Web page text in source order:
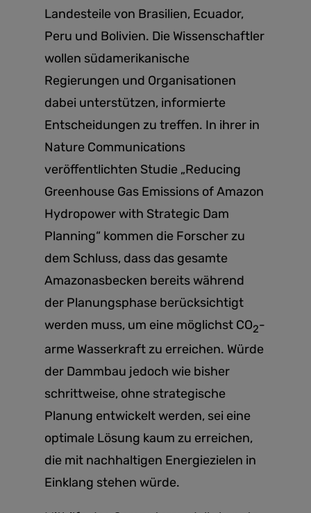
Landesteile von Brasilien, Ecuador,
Peru und Bolivien. Die Wissenschaftler
wollen südamerikanische
Regierungen und Organisationen
dabei unterstützen, informierte
Entscheidungen zu treffen. In ihrer in
Nature Communications
veröffentlichten Studie „Reducing
Greenhouse Gas Emissions of Amazon
Hydropower with Strategic Dam
Planning“ kommen die Forscher zu
dem Schluss, dass das gesamte
Amazonasbecken bereits während
der Planungsphase berücksichtigt
werden muss, um eine möglichst CO2-
arme Wasserkraft zu erreichen. Würde
der Dammbau jedoch wie bisher
schrittweise, ohne strategische
Planung entwickelt werden, sei eine
optimale Lösung kaum zu erreichen,
die mit nachhaltigen Energiezielen in
Einklang stehen würde.